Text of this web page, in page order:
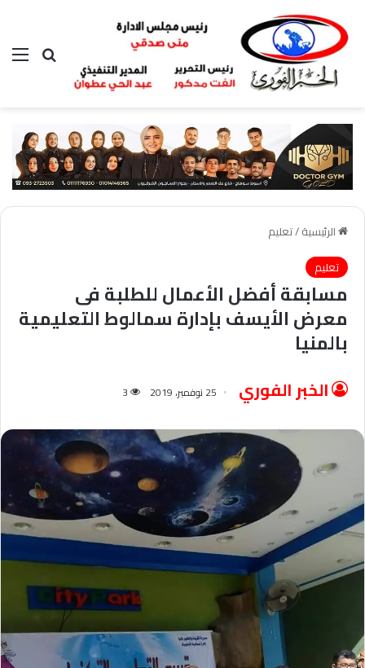
بحث عن
الرئيسية/تعليم
تعليم
مسابقة أفضل الأعمال للطلبة فى
معرض الأيسف بإدارة سمالوط التعليمية
بالمنيا
الخبر الفوري 25 نوفمبر، 2019 3